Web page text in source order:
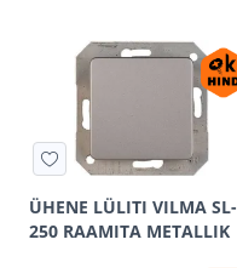
ÜHENE LÜLITI VILMA SL-
250 RAAMITA METALLIK